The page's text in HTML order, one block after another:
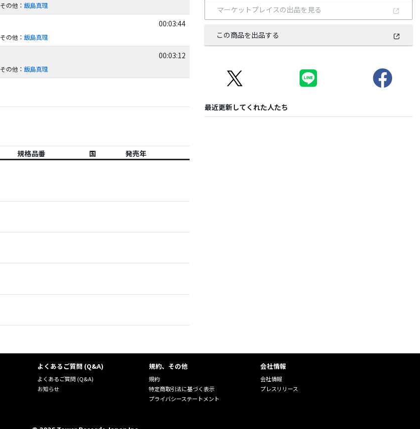
その他 ：飯島真理
00:03:44
その他 ：飯島真理
00:03:12
その他 ：飯島真理
規格品番 国
発売年
マーケットプレイスの出品を見る
この商品を出品する
最近更新してくれた人たち
よくあるご質問 (Q&A)
よくあるご質問 (Q&A)
お知らせ
規約、その他
規約
特定商取引法に基づく表示
プライバシーステートメント
会社情報
会社情報
プレスリリース